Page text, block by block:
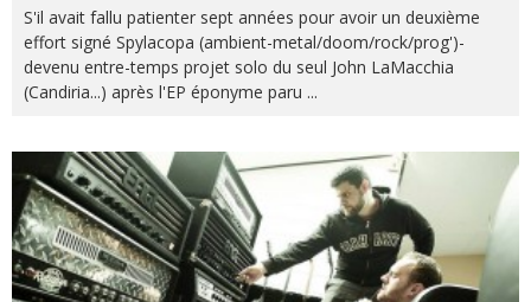
S'il avait fallu patienter sept années pour avoir un deuxième
effort signé Spylacopa (ambient-metal/doom/rock/prog')-
devenu entre-temps projet solo du seul John LaMacchia
(Candiria...) après l'EP éponyme paru ...